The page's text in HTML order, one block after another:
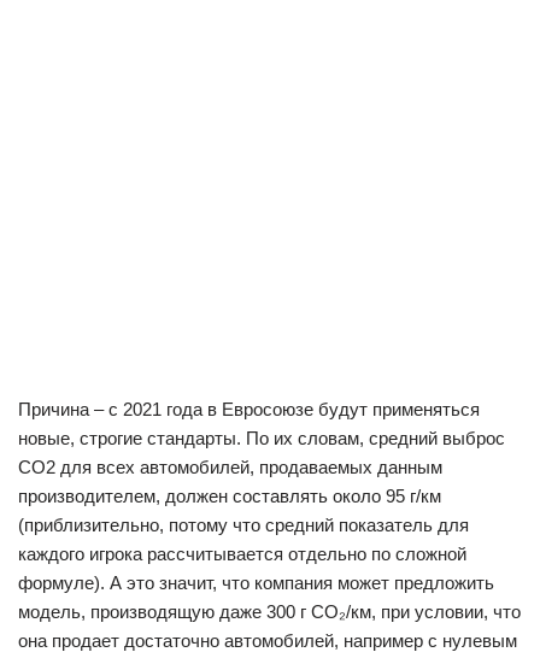
Причина – с 2021 года в Евросоюзе будут применяться
новые, строгие стандарты. По их словам, средний выброс
CO2 для всех автомобилей, продаваемых данным
производителем, должен составлять около 95 г/км
(приблизительно, потому что средний показатель для
каждого игрока рассчитывается отдельно по сложной
формуле). А это значит, что компания может предложить
модель, производящую даже 300 г CO₂/км, при условии, что
она продает достаточно автомобилей, например с нулевым